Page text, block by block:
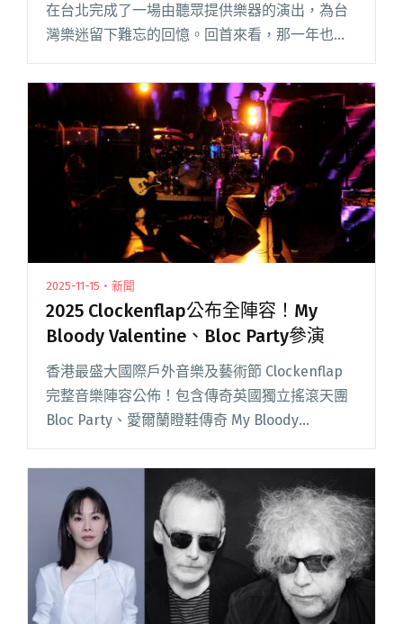
在台北完成了一場由聽眾提供樂器的演出，為台
灣樂迷留下難忘的回憶。回首來看，那一年也是
不到兩個月前，西班牙 Primaver閱讀全文 "闊別
十年 英國傳奇瞪鞋樂團Slowdive明年三月再度來
台開唱"
2025-11-15・新聞
2025 Clockenflap公布全陣容！My
Bloody Valentine、Bloc Party參演
香港最盛大國際戶外音樂及藝術節 Clockenflap
完整音樂陣容公佈！包含傳奇英國獨立搖滾天團
Bloc Party、愛爾蘭瞪鞋傳奇 My Bloody
Valentine。不容錯過的香港首演還有 J-pop 界兩
位最炙手可熱的超新星日閱讀全文 "2025
Clockenflap公布全陣容！My Bloody Valentine、
Bloc Party參演"